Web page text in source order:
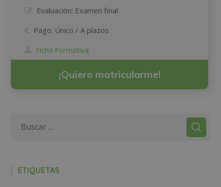
Evaluación: Examen final
Pago: Único / A plazos
Ficha Formativa
¡Quiero matricularme!
ETIQUETAS